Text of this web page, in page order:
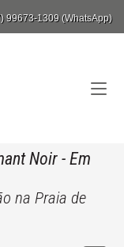
99673-1309 (WhatsApp)
Noir- Em
na Praia de